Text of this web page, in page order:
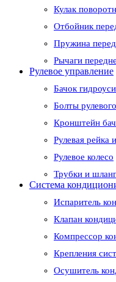
Кулак
Отбойник
Пружина
Рычаги
Рулевое управление
Бачок
Болты
Кронштейн
Рулевая рейка
Рулевое колесо
Трубки и
Система
Испаритель
Клапан
Компрессор
Крепления
Осушитель